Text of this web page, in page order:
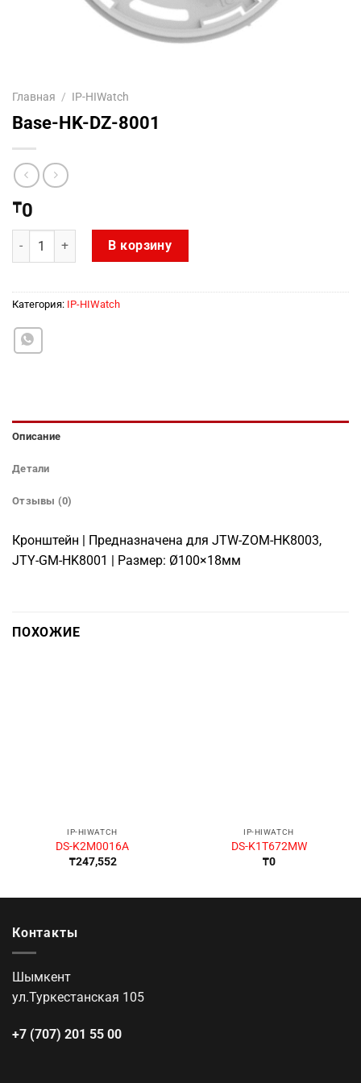
Главная / IP-HIWatch
Base-HK-DZ-8001
₸0
Количество товара Base-HK-DZ-8001
В корзину
Категория: IP-HIWatch
Описание
Детали
Отзывы (0)
Кронштейн | Предназначена для JTW-ZOM-HK8003,
JTY-GM-HK8001 | Размер: Ø100×18мм
ПОХОЖИЕ
IP-HIWATCH
DS-K2M0016A
₸247,552
IP-HIWATCH
DS-K1T672MW
₸0
Контакты
Шымкент
ул.Туркестанская 105
+7 (707) 201 55 00